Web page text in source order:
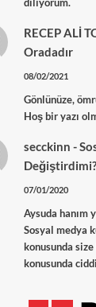
RECEP ALİ
Oradadır
08/02/2021
Gönlünüze,
Hoş bir yazı
secckinn -
Değiştirdimi?
07/01/2020
Aysuda hanım
Sosyal medya
konusunda size
konusunda